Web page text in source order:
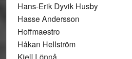
Hans-Erik Dyvik Husby
Hasse Andersson
Hoffmaestro
Håkan Hellström